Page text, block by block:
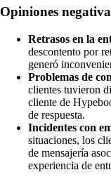
Opiniones
Retrasos en la
descontento por
generó
Problemas de
clientes tuvieron
cliente de
de respuesta.
Incidentes con
situaciones, los
de mensajería
experiencia de